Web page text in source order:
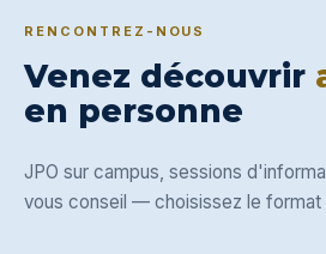
RENCONTREZ-NOUS
Venez découvrir
en personne
JPO sur campus, sessions
vous conseil — choisissez le format